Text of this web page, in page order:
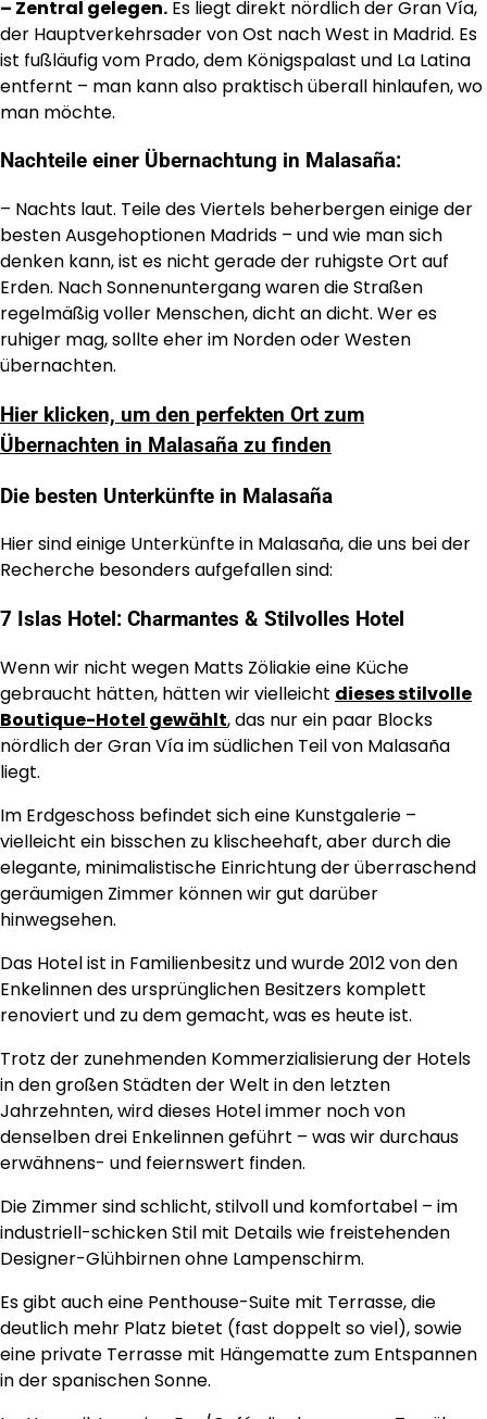
– Zentral gelegen. Es liegt direkt nördlich der Gran Vía,
der Hauptverkehrsader von Ost nach West in Madrid. Es
ist fußläufig vom Prado, dem Königspalast und La Latina
entfernt – man kann also praktisch überall hinlaufen, wo
man möchte.
Nachteile einer Übernachtung in Malasaña:
– Nachts laut. Teile des Viertels beherbergen einige der
besten Ausgehoptionen Madrids – und wie man sich
denken kann, ist es nicht gerade der ruhigste Ort auf
Erden. Nach Sonnenuntergang waren die Straßen
regelmäßig voller Menschen, dicht an dicht. Wer es
ruhiger mag, sollte eher im Norden oder Westen
übernachten.
Hier klicken, um den perfekten Ort zum
Übernachten in Malasaña zu finden
Die besten Unterkünfte in Malasaña
Hier sind einige Unterkünfte in Malasaña, die uns bei der
Recherche besonders aufgefallen sind:
7 Islas Hotel: Charmantes & Stilvolles Hotel
Wenn wir nicht wegen Matts Zöliakie eine Küche
gebraucht hätten, hätten wir vielleicht dieses stilvolle
Boutique-Hotel gewählt, das nur ein paar Blocks
nördlich der Gran Vía im südlichen Teil von Malasaña
liegt.
Im Erdgeschoss befindet sich eine Kunstgalerie –
vielleicht ein bisschen zu klischeehaft, aber durch die
elegante, minimalistische Einrichtung der überraschend
geräumigen Zimmer können wir gut darüber
hinwegsehen.
Das Hotel ist in Familienbesitz und wurde 2012 von den
Enkelinnen des ursprünglichen Besitzers komplett
renoviert und zu dem gemacht, was es heute ist.
Trotz der zunehmenden Kommerzialisierung der Hotels
in den großen Städten der Welt in den letzten
Jahrzehnten, wird dieses Hotel immer noch von
denselben drei Enkelinnen geführt – was wir durchaus
erwähnens- und feiernswert finden.
Die Zimmer sind schlicht, stilvoll und komfortabel – im
industriell-schicken Stil mit Details wie freistehenden
Designer-Glühbirnen ohne Lampenschirm.
Es gibt auch eine Penthouse-Suite mit Terrasse, die
deutlich mehr Platz bietet (fast doppelt so viel), sowie
eine private Terrasse mit Hängematte zum Entspannen
in der spanischen Sonne.